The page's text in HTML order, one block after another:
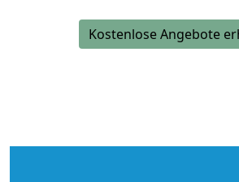
Kostenlose Angebote